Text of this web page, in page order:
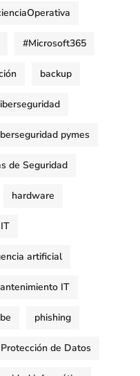
#Microsoft365
backup
pymes
de Seguridad
hardware
artificial
IT
phishing
Protección de Datos